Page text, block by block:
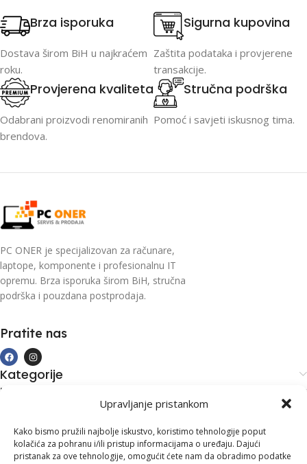
Upravljanje pristankom
Kako bismo pružili najbolje iskustvo, koristimo tehnologije poput
kolačića za pohranu i/ili pristup informacijama o uređaju. Dajući
pristanak za ove tehnologije, omogućit ćete nam da obradimo podatke
Brza isporuka
Dostava širom BiH u najkraćem
roku.
Sigurna kupovina
Zaštita podataka i provjerene
transakcije.
Provjerena kvaliteta
Odabrani proizvodi renomiranih
brendova.
Stručna podrška
Pomoć i savjeti iskusnog tima.
PC ONER je specijalizovan za računare,
laptope, komponente i profesionalnu IT
opremu. Brza isporuka širom BiH, stručna
podrška i pouzdana postprodaja.
Pratite nas
Kategorije
Kupovina i podrška
Kontakt informacije
Branilaca Bosne, 75 300 Lukavac